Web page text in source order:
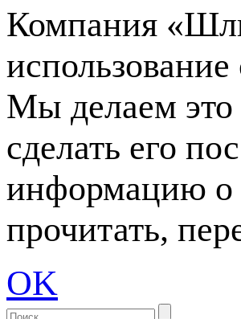
Компания
Мы делаем это
сделать его
информацию о
прочитать,
OK